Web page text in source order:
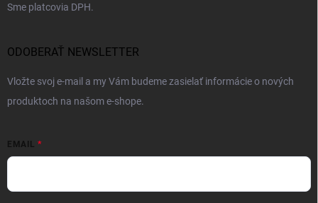
Sme platcovia DPH.
ODOBERAŤ NEWSLETTER
Vložte svoj e-mail a my Vám budeme zasielať informácie o nových
produktoch na našom e-shope.
EMAIL